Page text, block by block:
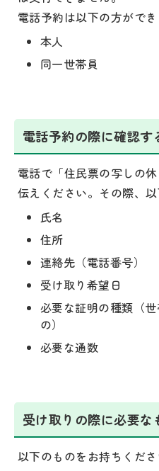
電話予約は以下の方ができ
本人
同一世帯員
電話予約の際に確認す
電話で「住民票の写しの
伝えください。その際、
氏名
住所
連絡先（電話番号）
受け取り希望日
必要な証明の種類（
の）
必要な通数
受け取りの際に必要な
以下のものをお持ちくださ